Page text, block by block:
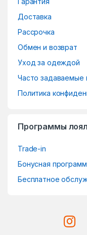
Доставка
Рассрочка
Обмен и возврат
Уход за одеждой
Часто задаваемые
Политика
Программы
Trade-in
Бонусная
Бесплатное